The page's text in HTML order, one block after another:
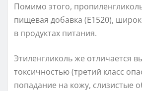
Помимо этого,
пищевая добавка (Е1520),
в продуктах питания.
Этиленгликоль же отличается
токсичностью (третий класс
попадание на кожу, слизистые